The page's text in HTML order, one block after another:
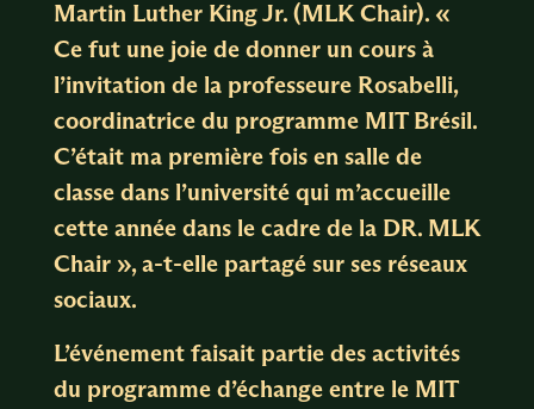
Martin Luther King Jr. (MLK Chair). «
Ce fut une joie de donner un cours à
l’invitation de la professeure Rosabelli,
coordinatrice du programme MIT Brésil.
C’était ma première fois en salle de
classe dans l’université qui m’accueille
cette année dans le cadre de la DR. MLK
Chair », a-t-elle partagé sur ses réseaux
sociaux.
L’événement faisait partie des activités
du programme d’échange entre le MIT